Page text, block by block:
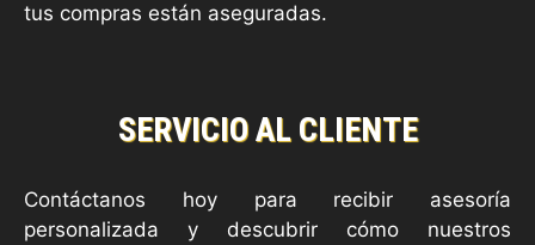
tus compras están aseguradas.
SERVICIO AL CLIENTE
Contáctanos hoy para recibir asesoría
personalizada y descubrir cómo nuestros